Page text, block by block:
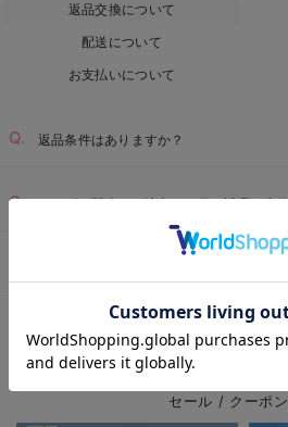
返品交換について
配送について
お支払いについて
返品条件はありますか？
サイズを間違って注文した為、返品・交
お気に入り商品を
ベビー・
セール / クーポ